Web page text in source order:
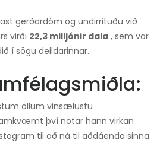
gerðardóm og undirrituðu við
virði 22,3 milljónir dala , sem var
í sögu deildarinnar.
öllum vinsælustu
því notar hann virkan
til að ná til aðdáenda sinna.